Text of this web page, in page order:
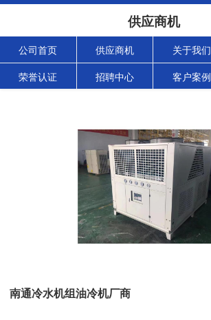
供应商机
公司首页 供应商机 关于我们
荣誉认证 招聘中心 客户案例
南通冷水机组油冷机厂商